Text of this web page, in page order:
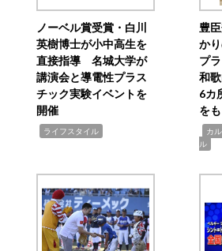
ノーベル賞受賞・白川
英樹博士が小中高生を
直接指導 名城大学が
講演会と導電性プラス
チック実験イベントを
開催
ライフスタイル
豊
か
プ
和
6カ
を
カ
ル